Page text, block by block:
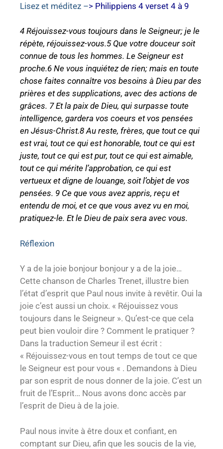
Lisez et méditez –> Philippiens 4 verset 4 à 9
4 Réjouissez-vous toujours dans le Seigneur; je le
répète, réjouissez-vous.5 Que votre douceur soit
connue de tous les hommes. Le Seigneur est
proche.6 Ne vous inquiétez de rien; mais en toute
chose faites connaître vos besoins à Dieu par des
prières et des supplications, avec des actions de
grâces. 7 Et la paix de Dieu, qui surpasse toute
intelligence, gardera vos coeurs et vos pensées
en Jésus-Christ.8 Au reste, frères, que tout ce qui
est vrai, tout ce qui est honorable, tout ce qui est
juste, tout ce qui est pur, tout ce qui est aimable,
tout ce qui mérite l’approbation, ce qui est
vertueux et digne de louange, soit l’objet de vos
pensées. 9 Ce que vous avez appris, reçu et
entendu de moi, et ce que vous avez vu en moi,
pratiquez-le. Et le Dieu de paix sera avec vous.
Réflexion
Y a de la joie bonjour bonjour y a de la joie…
Cette chanson de Charles Trenet, illustre bien
l’état d’esprit que Paul nous invite à revêtir. Oui la
joie c’est aussi un choix. « Réjouissez vous
toujours dans le Seigneur ». Qu’est-ce que cela
peut bien vouloir dire ? Comment le pratiquer ?
Dans la traduction Semeur il est écrit :
« Réjouissez-vous en tout temps de tout ce que
le Seigneur est pour vous « . Demandons à Dieu
par son esprit de nous donner de la joie. C’est un
fruit de l’Esprit… Nous avons donc accès par
l’esprit de Dieu à de la joie.
Paul nous invite à être doux et confiant, en
comptant sur Dieu, afin que les soucis de la vie,